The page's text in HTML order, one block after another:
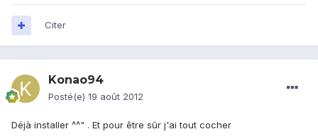
Citer
Konao94
Posté(e) 19 août 2012
Déjà installer ^^" . Et pour être sûr j'ai tout cocher